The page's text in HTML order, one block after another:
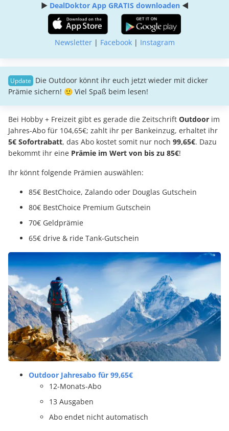
► DealDoktor App GRATIS downloaden◄
Newsletter| Facebook| Instagram
Die Outdoor könnt ihr euch jetzt wieder mit dicker
Prämie sichern! 🙂 Viel Spaß beim lesen!
Bei Hobby + Freizeit gibt es gerade die Zeitschrift Outdoor im
Jahres-Abo für 104,65€; zahlt ihr per Bankeinzug, erhaltet ihr
5€ Sofortrabatt, das Abo kostet somit nur noch 99,65€. Dazu
bekommt ihr eine Prämie im Wert von bis zu 85€!
Ihr könnt folgende Prämien auswählen:
85€ BestChoice, Zalando oder Douglas Gutschein
80€ BestChoice Premium Gutschein
70€ Geldprämie
65€ drive & ride Tank-Gutschein
Outdoor Jahresabo für 99,65€
12-Monats-Abo
13 Ausgaben
Abo endet nicht automatisch